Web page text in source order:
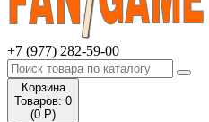
+7 (977) 282-59-00
Корзина
Товаров: 0
(0 Р)